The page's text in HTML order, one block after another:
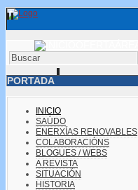
PORTADA
INICIO
SAÚDO
ENERXÍAS RENOVABLES
COLABORACIÓNS
BLOGUES / WEBS
A REVISTA
SITUACIÓN
HISTORIA